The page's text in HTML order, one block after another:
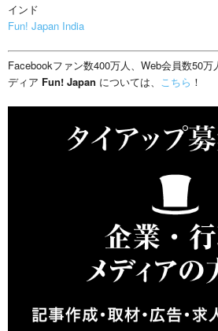
インド
Fun! Japan India
Facebookファン数400万人、Web会員数50
ディア Fun! Japan については、 こちら ！